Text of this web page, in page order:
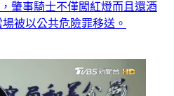
肇事騎士不僅闖紅燈而且還酒
被以公共危險罪移送。